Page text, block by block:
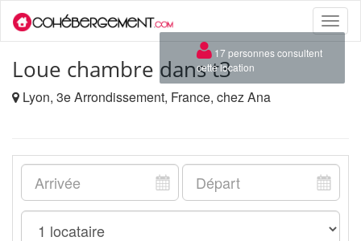
Toggle
Loue chambre dans t3
Lyon, 3e Arrondissement, France, chez Ana
×
17 personnes consultent
cette location